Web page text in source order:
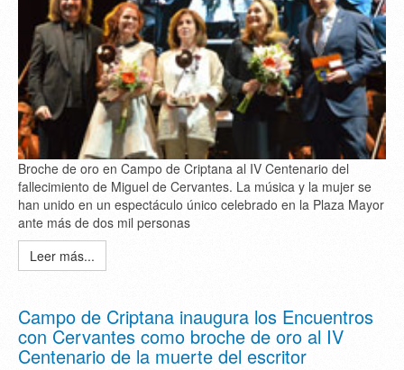
Broche de oro en Campo de Criptana al IV Centenario del
fallecimiento de Miguel de Cervantes. La música y la mujer se
han unido en un espectáculo único celebrado en la Plaza Mayor
ante más de dos mil personas
Leer más...
Campo de Criptana inaugura los Encuentros
con Cervantes como broche de oro al IV
Centenario de la muerte del escritor